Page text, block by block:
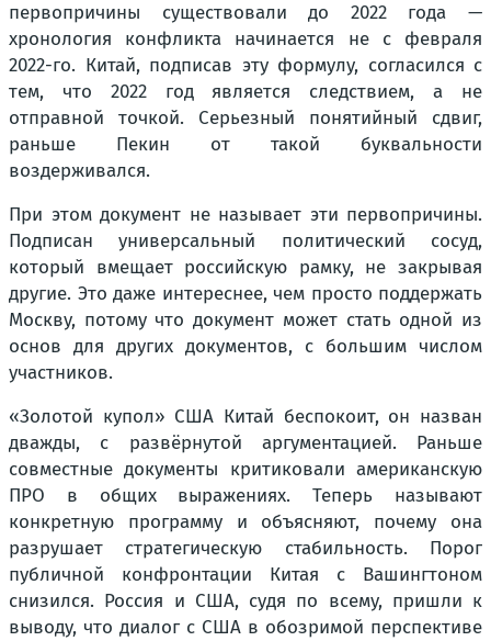
первопричины существовали до 2022 года —
хронология конфликта начинается не с февраля
2022-го. Китай, подписав эту формулу, согласился с
тем, что 2022 год является следствием, а не
отправной точкой. Серьезный понятийный сдвиг,
раньше Пекин от такой буквальности
воздерживался.
При этом документ не называет эти первопричины.
Подписан универсальный политический сосуд,
который вмещает российскую рамку, не закрывая
другие. Это даже интереснее, чем просто поддержать
Москву, потому что документ может стать одной из
основ для других документов, с большим числом
участников.
«Золотой купол» США Китай беспокоит, он назван
дважды, с развёрнутой аргументацией. Раньше
совместные документы критиковали американскую
ПРО в общих выражениях. Теперь называют
конкретную программу и объясняют, почему она
разрушает стратегическую стабильность. Порог
публичной конфронтации Китая с Вашингтоном
снизился. Россия и США, судя по всему, пришли к
выводу, что диалог с США в обозримой перспективе